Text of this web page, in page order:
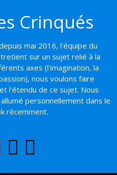
Crinqués
mai 2016, l'équipe du
sur un sujet relié à la
axes (l'imagination, la
nous voulons faire
l'étendu de ce sujet. Nous
personnellement dans le
récemment.